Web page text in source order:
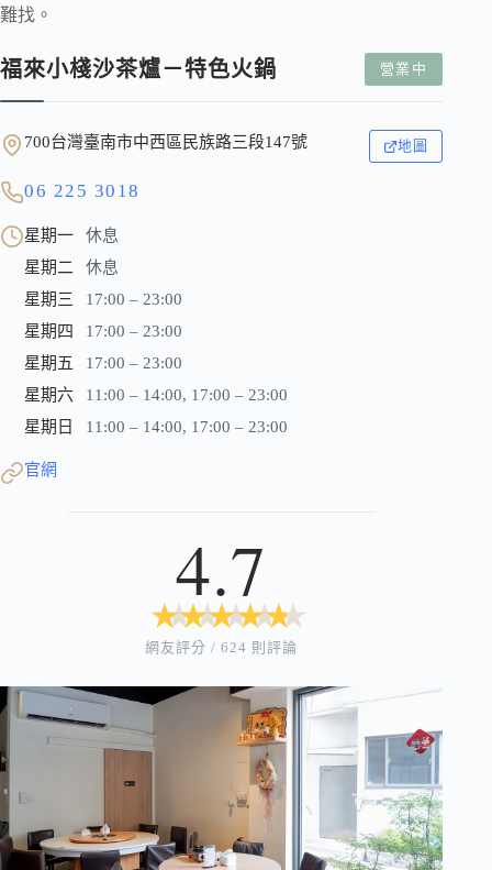
難找。
福來小棧沙茶爐－特色火鍋 營業中
700台灣臺南市中西區民族路三段147號 地圖
06 225 3018
星期一
休息
星期二
休息
星期三
17:00 – 23:00
星期四
17:00 – 23:00
星期五
17:00 – 23:00
星期六
11:00 – 14:00, 17:00 – 23:00
星期日
11:00 – 14:00, 17:00 – 23:00
官網
4.7
★
★ ★
★ ★
★ ★
★ ★
★
網友評分 / 624 則評論